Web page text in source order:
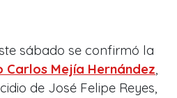
sábado se confirmó la
Mejía Hernández,
de José Felipe Reyes,